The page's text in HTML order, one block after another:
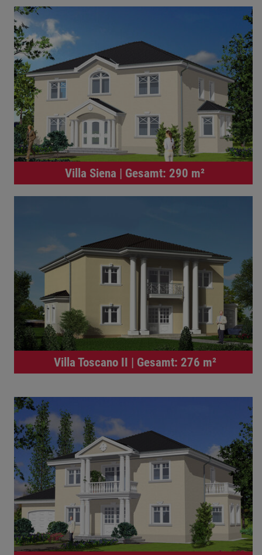
Villa Siena | Gesamt: 290 m²
Villa Toscano II | Gesamt: 276 m²